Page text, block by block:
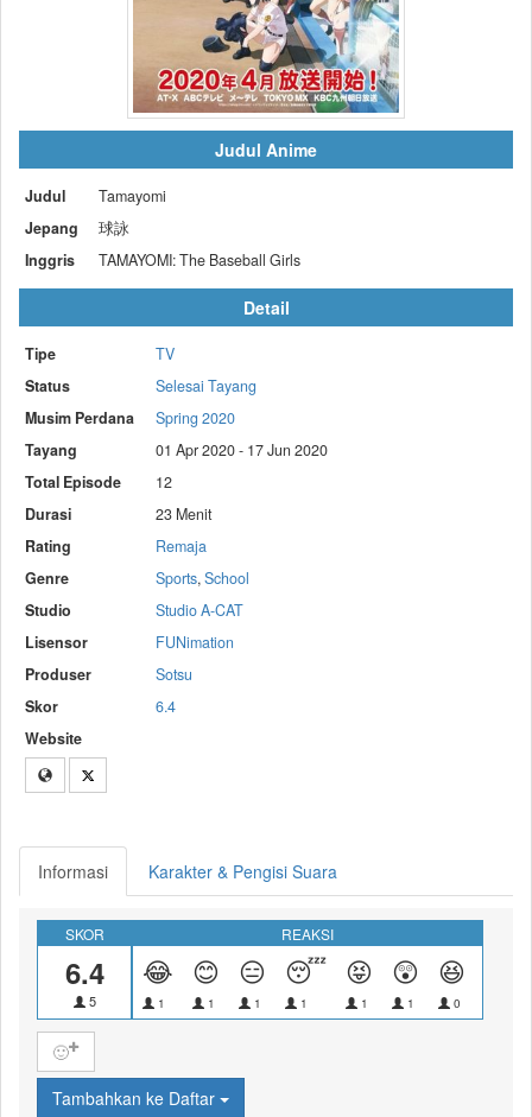
Judul Anime
Judul
Tamayomi
Jepang
球詠
Inggris
TAMAYOMI: The Baseball Girls
Detail
Tipe
TV
Status
Selesai Tayang
Musim Perdana
Spring 2020
Tayang
01 Apr 2020 - 17 Jun 2020
Total Episode
12
Durasi
23 Menit
Rating
Remaja
Genre
Sports,School
Studio
Studio A-CAT
Lisensor
FUNimation
Produser
Sotsu
Skor
6.4
Website
Informasi Karakter & Pengisi Suara
SKOR
6.4
5
REAKSI
😂
1
😊
1
😑
1
😴
1
😝
1
😲
1
😆
0
🙂
Tambahkan ke Daftar